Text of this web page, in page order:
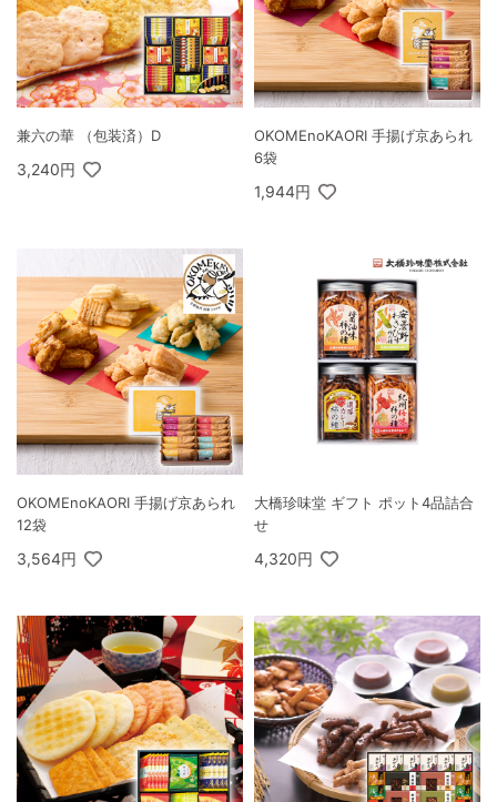
兼六の華 （包装済）D
3,240円
OKOMEnoKAORI 手揚げ京あられ
6袋
1,944円
OKOMEnoKAORI 手揚げ京あられ
12袋
3,564円
大橋珍味堂 ギフト ポット4品詰合
せ
4,320円